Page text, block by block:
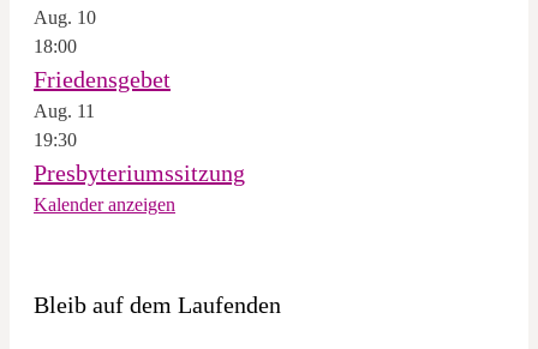
Aug. 10
18:00
Friedensgebet
Aug. 11
19:30
Presbyteriumssitzung
Kalender anzeigen
Bleib auf dem Laufenden